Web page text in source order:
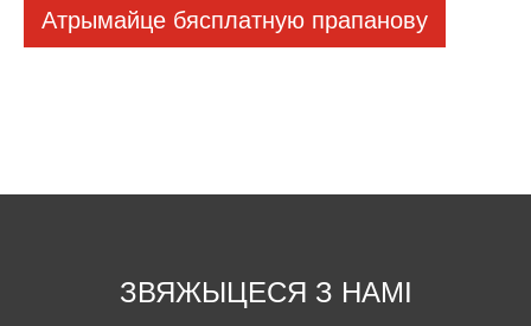
Атрымайце бясплатную прапанову
ЗВЯЖЫЦЕСЯ З НАМІ